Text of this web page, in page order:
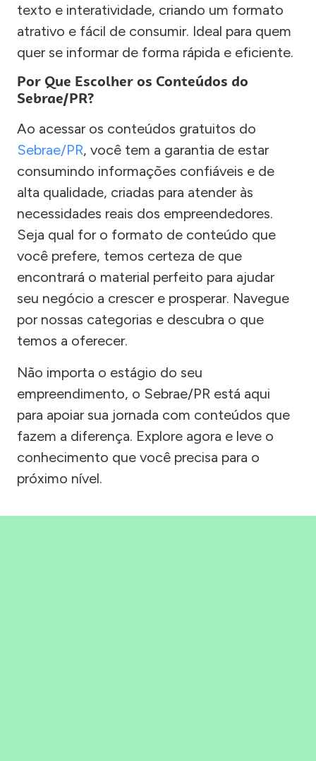
texto e interatividade, criando um formato
atrativo e fácil de consumir. Ideal para quem
quer se informar de forma rápida e eficiente.
Por Que Escolher os Conteúdos do
Sebrae/PR?
Ao acessar os conteúdos gratuitos do
Sebrae/PR, você tem a garantia de estar
consumindo informações confiáveis e de
alta qualidade, criadas para atender às
necessidades reais dos empreendedores.
Seja qual for o formato de conteúdo que
você prefere, temos certeza de que
encontrará o material perfeito para ajudar
seu negócio a crescer e prosperar. Navegue
por nossas categorias e descubra o que
temos a oferecer.
Não importa o estágio do seu
empreendimento, o Sebrae/PR está aqui
para apoiar sua jornada com conteúdos que
fazem a diferença. Explore agora e leve o
conhecimento que você precisa para o
próximo nível.